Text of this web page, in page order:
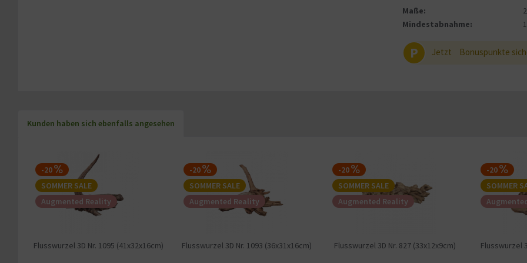
Maße:
Mindestabnahme:
1
P Jetzt Bonuspunkte
Kunden haben sich ebenfalls angesehen
-20
SOMMER SALE
Augmented Reality
Flusswurzel 3D Nr. 1095 (41x32x16cm)
-20
SOMMER SALE
Augmented Reality
Flusswurzel 3D Nr. 1093 (36x31x16cm)
-20
SOMMER SALE
Augmented Reality
Flusswurzel 3D Nr. 827 (33x12x9cm)
-20
SOMMER
Flusswurzel